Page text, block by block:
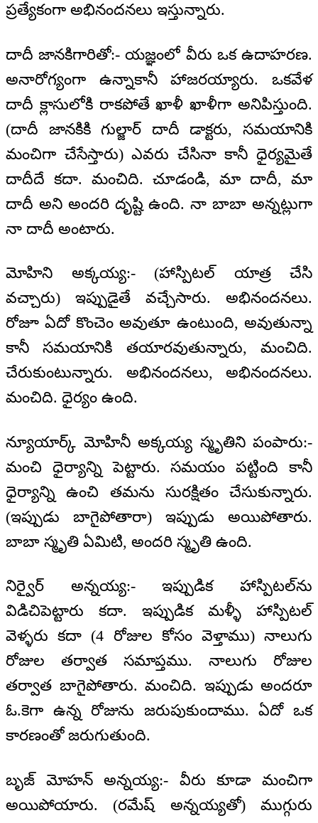
ప్రత్యేకంగా అభినందనలు ఇస్తున్నారు.
దాదీ జానకిగారితో:- యజ్ఞంలో వీరు ఒక ఉదాహరణ.
అనారోగ్యంగా ఉన్నాకానీ హాజరయ్యారు. ఒకవేళ
దాదీ క్లాసులోకి రాకపోతే ఖాళీ ఖాళీగా అనిపిస్తుంది.
(దాదీ జానకికి గుల్జార్ దాదీ డాక్టరు, సమయానికి
మంచిగా చేసేస్తారు) ఎవరు చేసినా కానీ ధైర్యమైతే
దాదీదే కదా. మంచిది. చూడండి, మా దాదీ, మా
దాదీ అని అందరి దృష్టి ఉంది. నా బాబా అన్నట్లుగా
నా దాదీ అంటారు.
మోహిని అక్కయ్య:- (హాస్పిటల్ యాత్ర చేసి
వచ్చారు) ఇప్పుడైతే వచ్చేసారు. అభినందనలు.
రోజూ ఏదో కొంచెం అవుతూ ఉంటుంది, అవుతున్నా
కానీ సమయానికి తయారవుతున్నారు, మంచిది.
చేరుకుంటున్నారు. అభినందనలు, అభినందనలు.
మంచిది. ధైర్యం ఉంది.
న్యూయార్క్ మోహినీ అక్కయ్య స్మృతిని పంపారు:-
మంచి ధైర్యాన్ని పెట్టారు. సమయం పట్టింది కానీ
ధైర్యాన్ని ఉంచి తమను సురక్షితం చేసుకున్నారు.
(ఇప్పుడు బాగైపోతారా) ఇప్పుడు అయిపోతారు.
బాబా స్మృతి ఏమిటి, అందరి స్మృతి ఉంది.
నిర్వైర్ అన్నయ్య:- ఇప్పుడిక హాస్పిటల్‌ను
విడిచిపెట్టారు కదా. ఇప్పుడిక మళ్ళీ హాస్పిటల్
వెళ్ళరు కదా (4 రోజుల కోసం వెళ్తాము) నాలుగు
రోజుల తర్వాత సమాప్తము. నాలుగు రోజుల
తర్వాత బాగైపోతారు. మంచిది. ఇప్పుడు అందరూ
ఓ.కెగా ఉన్న రోజును జరుపుకుందాము. ఏదో ఒక
కారణంతో జరుగుతుంది.
బృజ్ మోహన్ అన్నయ్య:- వీరు కూడా మంచిగా
అయిపోయారు. (రమేష్ అన్నయ్యతో) ముగ్గురు